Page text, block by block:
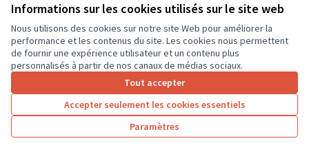
Informations sur les cookies utilisés sur le site web
Nous utilisons des cookies sur notre site Web pour améliorer la
performance et les contenus du site. Les cookies nous permettent
de fournir une expérience utilisateur et un contenu plus
personnalisés à partir de nos canaux de médias sociaux.
Tout accepter
Accepter seulement les cookies essentiels
Paramètres
Espace "Au Frais" au Collège Jean
Zay à Chinon
vote
FOUCAULT
1 2